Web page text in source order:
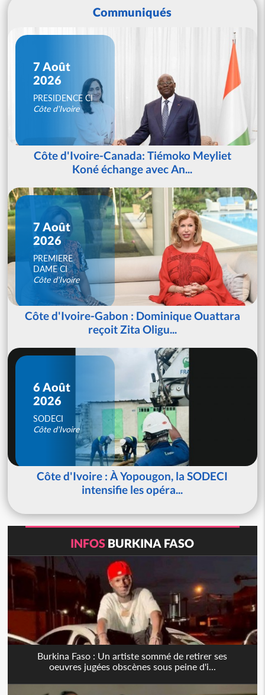
Communiqués
7 Août
2026
PRESIDENCE CI
Côte d'Ivoire
Côte d'Ivoire-Canada: Tiémoko Meyliet
Koné échange avec An...
7 Août
2026
PREMIERE
DAME CI
Côte d'Ivoire
Côte d'Ivoire-Gabon : Dominique Ouattara
reçoit Zita Oligu...
6 Août
2026
SODECI
Côte d'Ivoire
Côte d'Ivoire : À Yopougon, la SODECI
intensifie les opéra...
INFOS BURKINA FASO
Burkina Faso : Un artiste sommé de retirer ses
oeuvres jugées obscènes sous peine d'i...